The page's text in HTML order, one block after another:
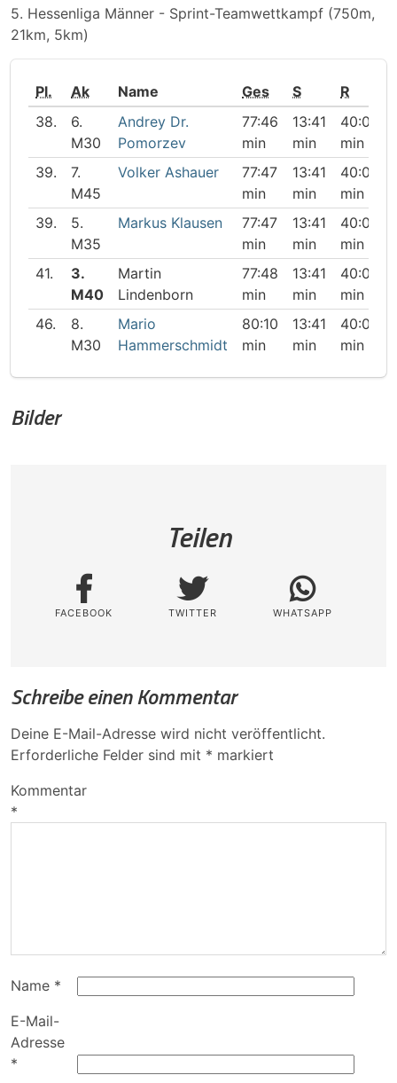
5. Hessenliga Männer - Sprint-Teamwettkampf (750m,
21km, 5km)
Pl. Ak Name Ges S R
38.
6.
M30
Andrey Dr.
Pomorzev
77:46
min
13:41
min
40:05
min
39.
7.
M45
Volker Ashauer
77:47
min
13:41
min
40:09
min
39.
5.
M35
Markus Klausen
77:47
min
13:41
min
40:08
min
41.
3.
M40
Martin
Lindenborn
77:48
min
13:41
min
40:08
min
46.
8.
M30
Mario
Hammerschmidt
80:10
min
13:41
min
40:06
min
Bilder
Teilen
FACEBOOK TWITTER WHATSAPP
Schreibe einen Kommentar
Deine E-Mail-Adresse wird nicht veröffentlicht.
Erforderliche Felder sind mit * markiert
Kommentar
*
Name *
E-Mail-
Adresse
*